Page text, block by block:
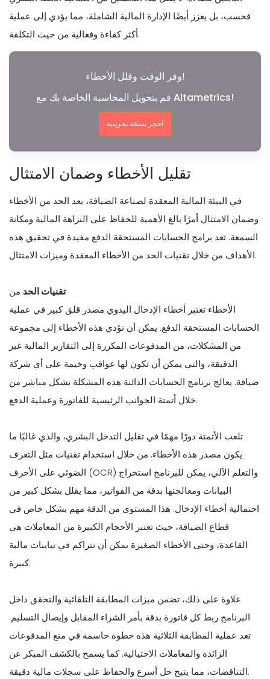
فحسب، بل يعزز أيضًا الإدارة المالية الشاملة، مما يؤدي إلى عملية
أكثر كفاءة وفعالية من حيث التكلفة.
وفر الوقت وقلل الأخطاء!
قم بتحويل المحاسبة الخاصة بك مع Altametrics!
احجز نسخة تجريبية
تقليل الأخطاء وضمان الامتثال
في البيئة المالية المعقدة لصناعة الضيافة، يعد الحد من الأخطاء
وضمان الامتثال أمرًا بالغ الأهمية للحفاظ على النزاهة المالية ومكانة
السمعة. تعد برامج الحسابات المستحقة الدفع مفيدة في تحقيق هذه
الأهداف من خلال تقنيات الحد من الأخطاء المعقدة وميزات الامتثال.
تقنيات الحد من
الأخطاء تعتبر أخطاء الإدخال اليدوي مصدر قلق كبير في عملية
الحسابات المستحقة الدفع. يمكن أن تؤدي هذه الأخطاء إلى مجموعة
من المشكلات، من المدفوعات المكررة إلى التقارير المالية غير
الدقيقة، والتي يمكن أن تكون لها عواقب وخيمة على أي شركة
ضيافة. يعالج برنامج الحسابات الدائنة هذه المشكلة بشكل مباشر من
خلال أتمتة الجوانب الرئيسية للفاتورة وعملية الدفع.
تلعب الأتمتة دورًا مهمًا في تقليل التدخل البشري، والذي غالبًا ما
يكون مصدر هذه الأخطاء. من خلال استخدام تقنيات مثل التعرف
الضوئي على الأحرف (OCR) والتعلم الآلي، يمكن للبرنامج استخراج
البيانات ومعالجتها بدقة من الفواتير، مما يقلل بشكل كبير من
احتمالية أخطاء الإدخال. هذا المستوى من الدقة مهم بشكل خاص في
قطاع الضيافة، حيث تعتبر الأحجام الكبيرة من المعاملات هي
القاعدة، وحتى الأخطاء الصغيرة يمكن أن تتراكم في تباينات مالية
كبيرة.
علاوة على ذلك، تضمن ميزات المطابقة التلقائية والتحقق داخل
البرنامج ربط كل فاتورة بدقة بأمر الشراء المقابل وإيصال التسليم.
تعد عملية المطابقة الثلاثية هذه خطوة حاسمة في منع المدفوعات
الزائدة والمعاملات الاحتيالية. كما يسمح بالكشف المبكر عن
التناقضات، مما يتيح حل أسرع والحفاظ على سجلات مالية دقيقة.